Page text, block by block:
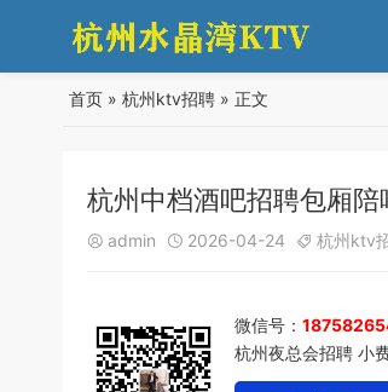
首页 » 杭州ktv招聘 » 正文
杭州中档酒吧招聘包厢
 admin  2026-04-24  杭州ktv
微信号：
杭州夜总会招聘